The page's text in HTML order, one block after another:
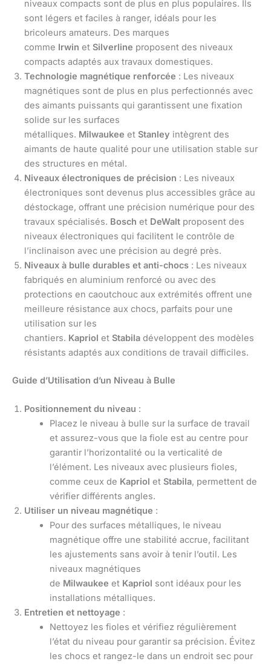
niveaux compacts sont de plus en plus populaires. Ils
sont légers et faciles à ranger, idéals pour les
bricoleurs amateurs. Des marques
comme Irwin et Silverline proposent des niveaux
compacts adaptés aux travaux domestiques.
Technologie magnétique renforcée : Les niveaux
magnétiques sont de plus en plus perfectionnés avec
des aimants puissants qui garantissent une fixation
solide sur les surfaces
métalliques. Milwaukee et Stanley intègrent des
aimants de haute qualité pour une utilisation stable sur
des structures en métal.
Niveaux électroniques de précision : Les niveaux
électroniques sont devenus plus accessibles grâce au
déstockage, offrant une précision numérique pour des
travaux spécialisés. Bosch et DeWalt proposent des
niveaux électroniques qui facilitent le contrôle de
l’inclinaison avec une précision au degré près.
Niveaux à bulle durables et anti-chocs : Les niveaux
fabriqués en aluminium renforcé ou avec des
protections en caoutchouc aux extrémités offrent une
meilleure résistance aux chocs, parfaits pour une
utilisation sur les
chantiers. Kapriol et Stabila développent des modèles
résistants adaptés aux conditions de travail difficiles.
Guide d’Utilisation d’un Niveau à Bulle
Positionnement du niveau :
Placez le niveau à bulle sur la surface de travail
et assurez-vous que la fiole est au centre pour
garantir l’horizontalité ou la verticalité de
l’élément. Les niveaux avec plusieurs fioles,
comme ceux de Kapriol et Stabila, permettent de
vérifier différents angles.
Utiliser un niveau magnétique :
Pour des surfaces métalliques, le niveau
magnétique offre une stabilité accrue, facilitant
les ajustements sans avoir à tenir l’outil. Les
niveaux magnétiques
de Milwaukee et Kapriol sont idéaux pour les
installations métalliques.
Entretien et nettoyage :
Nettoyez les fioles et vérifiez régulièrement
l’état du niveau pour garantir sa précision. Évitez
les chocs et rangez-le dans un endroit sec pour